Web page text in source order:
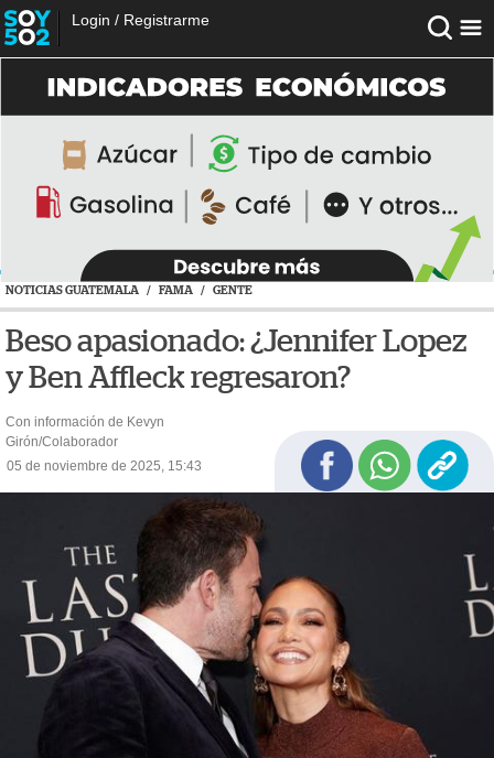
Login / Registrarme
NOTICIAS GUATEMALA / FAMA / GENTE
Beso apasionado: ¿Jennifer Lopez
y Ben Affleck regresaron?
Con información de Kevyn
Girón/Colaborador
05 de noviembre de 2025, 15:43